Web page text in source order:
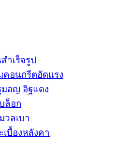
ำเร็จรูป
คอนกรีตอัดแรง
มอญ อิฐแดง
ล็อก
วลเบา
เบื้องหลังคา